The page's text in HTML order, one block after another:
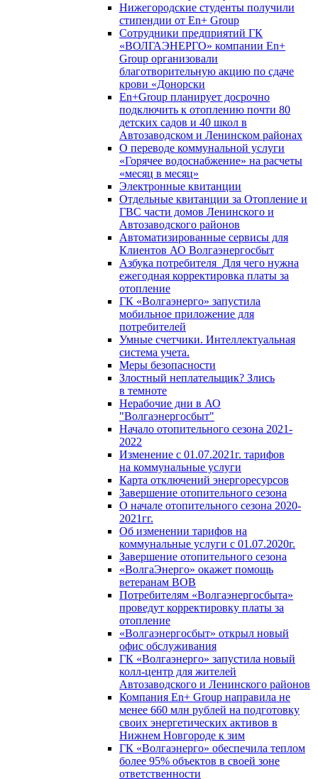
Нижегородские студенты получили
стипендии от En+ Group
Сотрудники предприятий ГК
«ВОЛГАЭНЕРГО» компании En+
Group организовали
благотворительную акцию по сдаче
крови «Донорски
En+Group планирует досрочно
подключить к отоплению почти 80
детских садов и 40 школ в
Автозаводском и Ленинском районах
О переводе коммунальной услуги
«Горячее водоснабжение» на расчеты
«месяц в месяц»
Электронные квитанции
Отдельные квитанции за Отопление и
ГВС части домов Ленинского и
Автозаводского районов
Автоматизированные сервисы для
Клиентов АО Волгаэнергосбыт
Азбука потребителя_Для чего нужна
ежегодная корректировка платы за
отопление
ГК «Волгаэнерго» запустила
мобильное приложение для
потребителей
Умные счетчики. Интеллектуальная
система учета.
Меры безопасности
Злостный неплательщик? Злись
в темноте
Нерабочие дни в АО
"Волгаэнергосбыт"
Начало отопительного сезона 2021-
2022
Изменение с 01.07.2021г. тарифов
на коммунальные услуги
Карта отключений энергоресурсов
Завершение отопительного сезона
О начале отопительного сезона 2020-
2021гг.
Об изменении тарифов на
коммунальные услуги с 01.07.2020г.
Завершение отопительного сезона
«ВолгаЭнерго» окажет помощь
ветеранам ВОВ
Потребителям «Волгаэнергосбыта»
проведут корректировку платы за
отопление
«Волгаэнергосбыт» открыл новый
офис обслуживания
ГК «Волгаэнерго» запустила новый
колл-центр для жителей
Автозаводского и Ленинского районов
Компания En+ Group направила не
менее 660 млн рублей на подготовку
своих энергетических активов в
Нижнем Новгороде к зим
ГК «Волгаэнерго» обеспечила теплом
более 95% объектов в своей зоне
ответственности